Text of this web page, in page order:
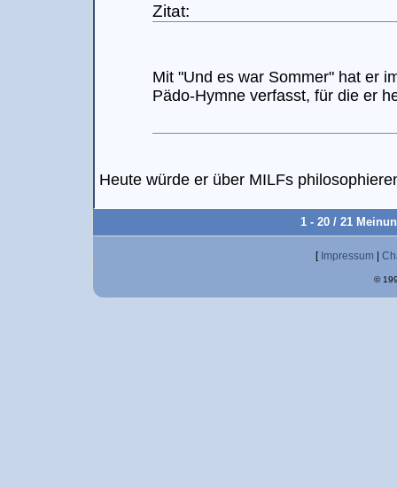
Zitat:
Mit "Und es war Sommer" hat er
Pädo-Hymne verfasst, für die er
Heute würde er über MILFs
1 - 20 / 21
[ Impressum
©